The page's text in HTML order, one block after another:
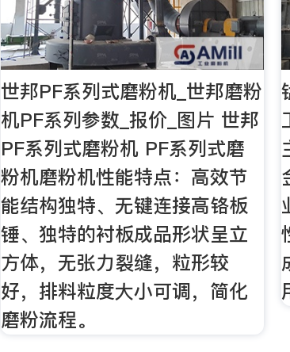
世邦PF系列式磨粉机_世邦磨粉
机PF系列参数_报价_图片 世邦
PF系列式磨粉机 PF系列式磨
粉机磨粉机性能特点：高效节
能结构独特、无键连接高铬板
锤、独特的衬板成品形状呈立
方体，无张力裂缝，粒形较
好，排料粒度大小可调，简化
磨粉流程。